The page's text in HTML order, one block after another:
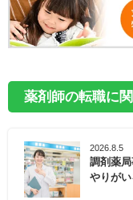
薬剤師の転職に
2026.8.5
調剤薬
やりが